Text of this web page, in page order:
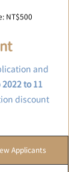
NT$500
and
to 11
discount
Applicants